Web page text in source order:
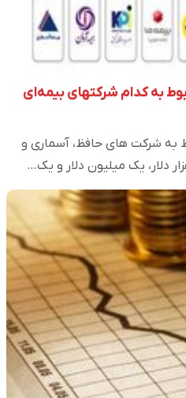
به کدام شرکتهای بیمه‌ای
به شرکت های حافظ، آسماری و